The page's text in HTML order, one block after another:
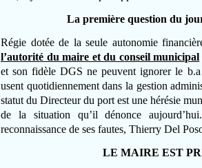
La première question du
Régie dotée de la seule autonomie
l’autorité du maire et du conseil municipal
et son fidèle DGS ne peuvent ignorer le
usent quotidiennement dans la gestion
statut du Directeur du port est une hérésie
de la situation qu’il dénonce
reconnaissance de ses fautes, Thierry Del
LE MAIRE EST